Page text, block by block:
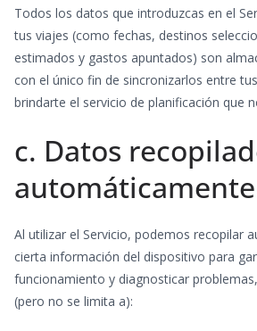
Todos los datos que introduzcas en el
tus viajes (como fechas, destinos
estimados y gastos apuntados) son
con el único fin de sincronizarlos entre
brindarte el servicio de planificación que
c. Datos
automáticamente
Al utilizar el Servicio, podemos recopilar
cierta información del dispositivo para
funcionamiento y diagnosticar
(pero no se limita a):